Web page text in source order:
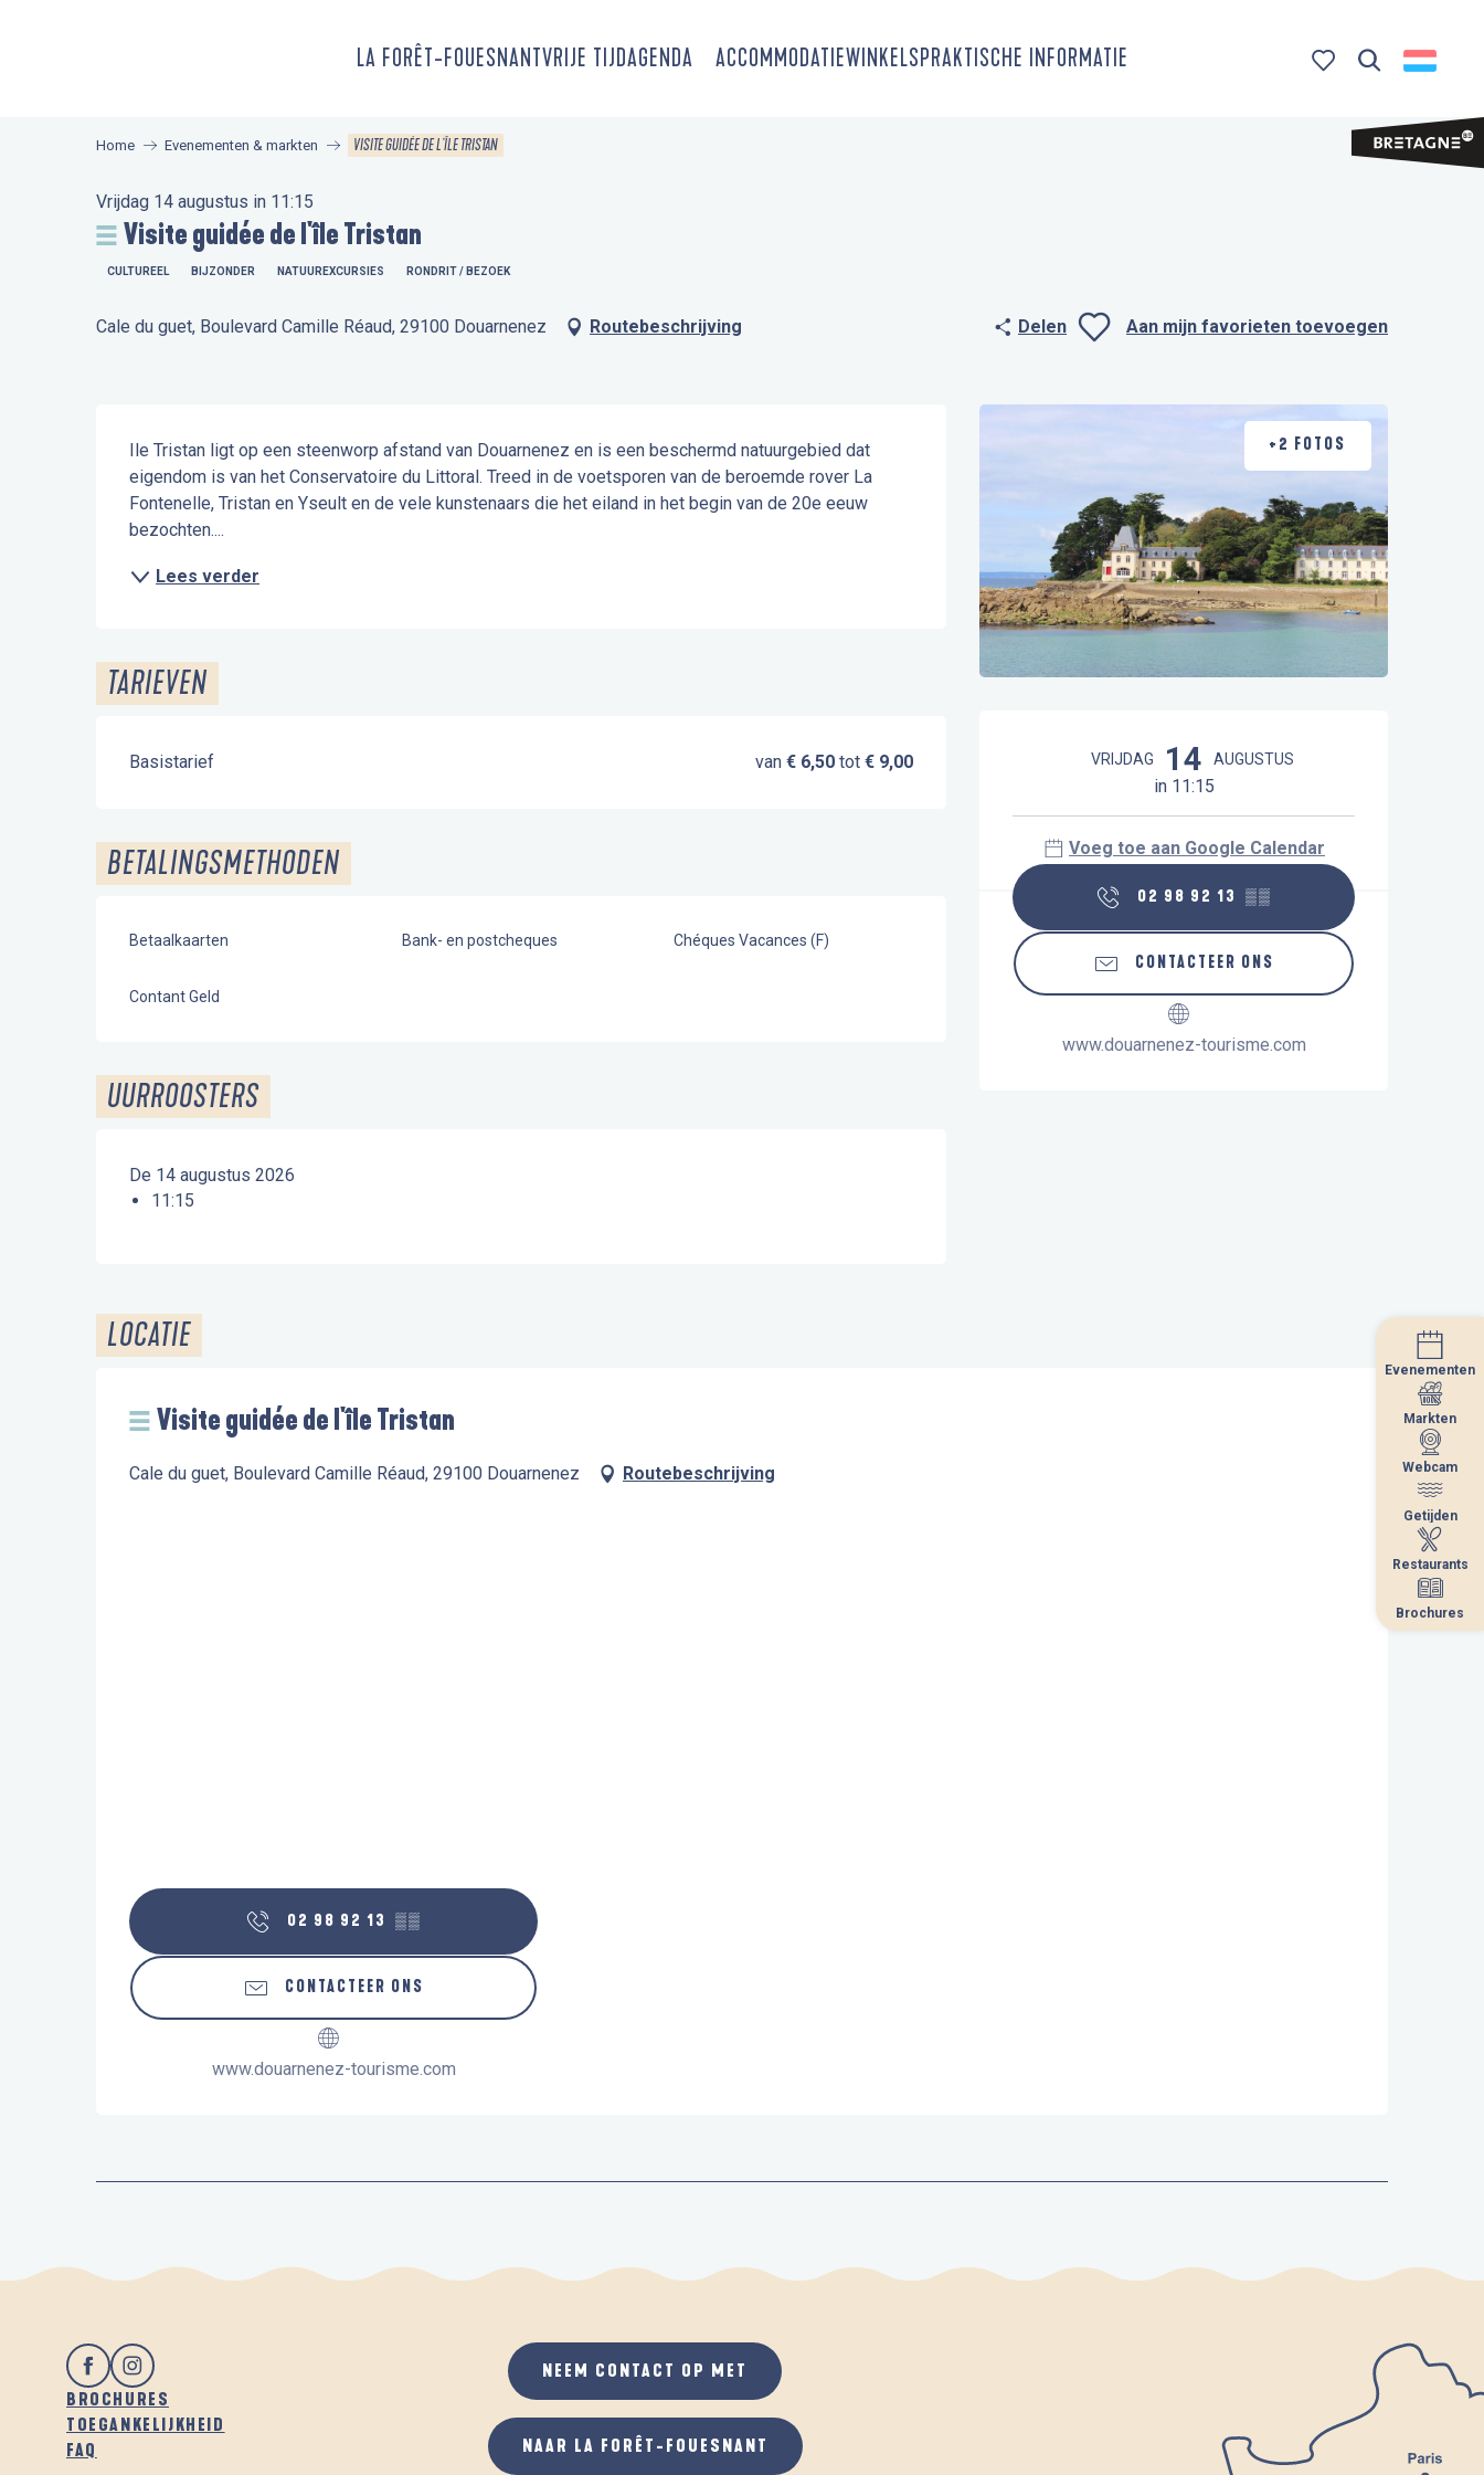
LA FORÊT-FOUESNANTVRIJE TIJDAGENDA ACCOMMODATIEWINKELSPRAKTISCHE INFORMATIE
Evenementen
Markten
Webcam
Getijden
Restaurants
Brochures
Home Evenementen & markten VISITE GUIDÉE DE L'ÎLE TRISTAN
Vrijdag 14 augustus in 11:15
Visite guidée de l'île Tristan
CULTUREEL BIJZONDER NATUUREXCURSIES RONDRIT / BEZOEK
Cale du guet, Boulevard Camille Réaud, 29100 Douarnenez Routebeschrijving Delen Aan mijn favorieten toevoegen
+2 FOTOS
Openingstijden en
VRIJDAG 14 AUGUSTUS
in 11:15
Voeg toe aan Google Calendar
02 98 92 13 ▒▒
CONTACTEER ONS
www.douarnenez-tourisme.com
Beschrijving
Ile Tristan ligt op een steenworp afstand van Douarnenez en is een beschermd natuurgebied dat
eigendom is van het Conservatoire du Littoral. Treed in de voetsporen van de beroemde rover La
Fontenelle, Tristan en Yseult en de vele kunstenaars die het eiland in het begin van de 20e eeuw
bezochten....
Lees verder
TARIEVEN
Basistarief van€ 6,50 tot€ 9,00
BETALINGSMETHODEN
Betaalkaarten Bank- en postcheques Chéques Vacances (F)
Contant Geld
UURROOSTERS
De 14 augustus 2026
11:15
LOCATIE
Visite guidée de l'île Tristan
Cale du guet, Boulevard Camille Réaud, 29100 Douarnenez Routebeschrijving
02 98 92 13 ▒▒
CONTACTEER ONS
www.douarnenez-tourisme.com
BROCHURES
TOEGANKELIJKHEID
FAQ
NEEM CONTACT OP MET
NAAR LA FORÊT-FOUESNANT